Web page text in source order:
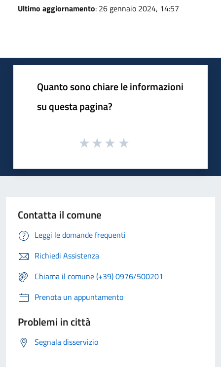
Ultimo aggiornamento: 26 gennaio 2024, 14:57
Quanto sono chiare le informazioni
su questa pagina?
Contatta il comune
Leggi le domande frequenti
Richiedi Assistenza
Chiama il comune (+39) 0976/500201
Prenota un appuntamento
Problemi in città
Segnala disservizio